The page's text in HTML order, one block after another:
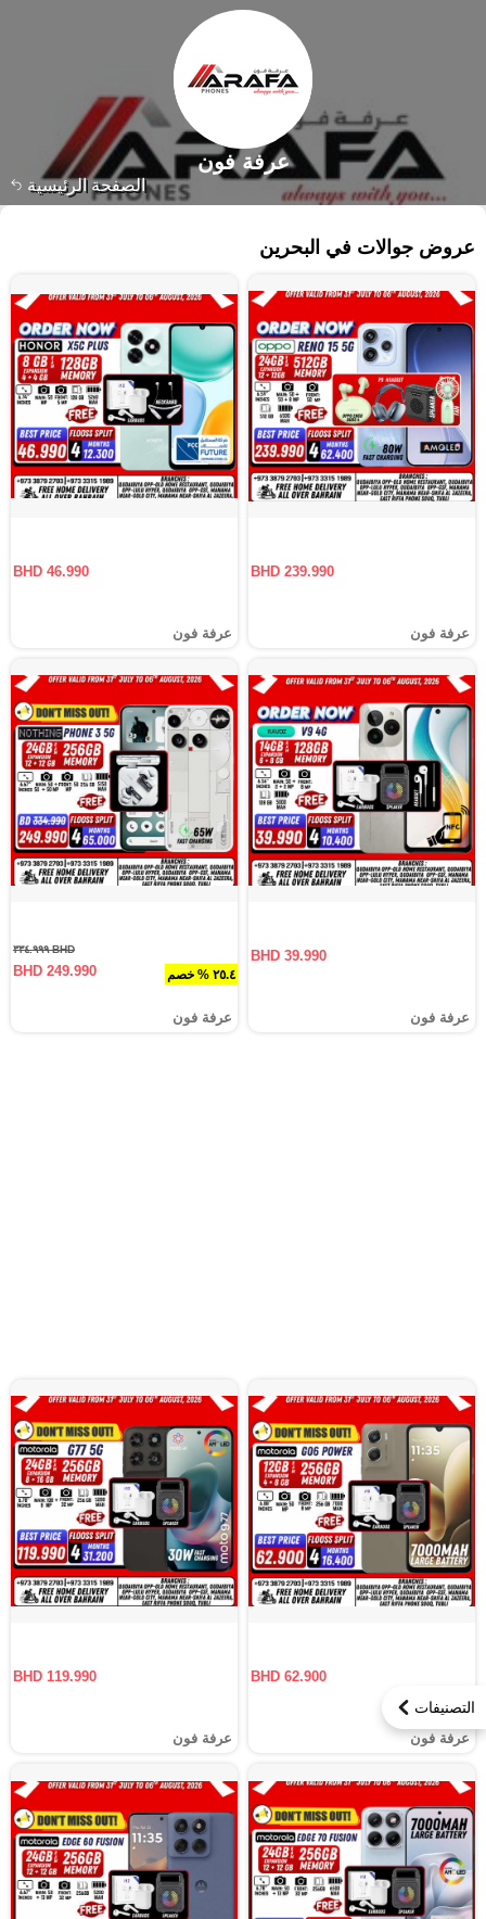
الصفحة الرئيسية
عرفة فون
التصنيفات
عروض جوالات في البحرين
BHD 239.990
عرفة فون
BHD 46.990
عرفة فون
BHD 39.990
عرفة فون
٢٥.٤ % خصم
BHD ٣٣٤.٩٩٩
BHD 249.990
عرفة فون
BHD 62.900
عرفة فون
BHD 119.990
عرفة فون